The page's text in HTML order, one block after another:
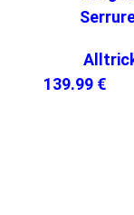
139.99 €